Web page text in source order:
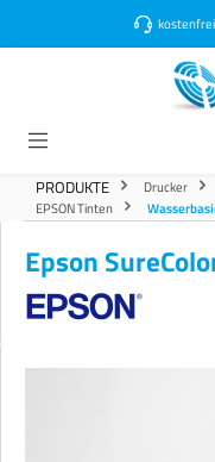
PRODUKTE Drucker
EPSON Tinten
Epson